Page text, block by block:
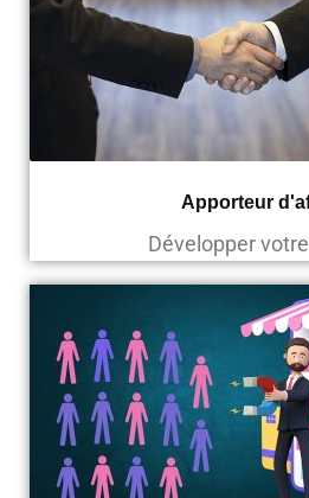
Apporteur
Développer